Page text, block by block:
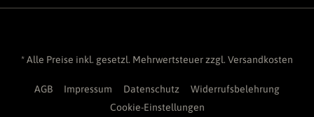
* Alle Preise inkl. gesetzl. Mehrwertsteuer zzgl. Versandkosten
AGB Impressum Datenschutz
Widerrufsbelehrung
Cookie-Einstellungen